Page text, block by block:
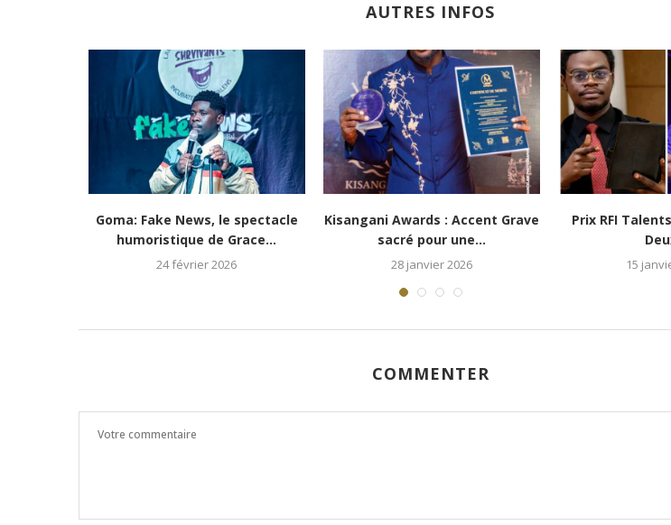
AUTRES INFOS
Awards : Accent Grave
sacré pour une...
Prix RFI Talents du Rire 2025 :
Goma : Merveilles Kanze
transforme « Survivant Gold »
COMMENTER